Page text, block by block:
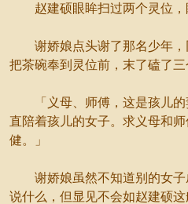
赵建硕眼眸扫过两个灵位，
谢娇娘点头谢了那名少年，
把茶碗奉到灵位前，末了磕了三
「义母、师傅，这是孩儿的
直陪着孩儿的女子。求义母和
健。」
谢娇娘虽然不知道别的女子
说什么，但显见不会如赵建硕这